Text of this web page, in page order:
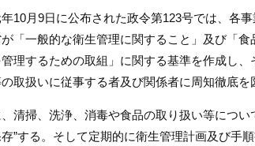
10月9日に公布された政令第123号では、各
「一般的な衛生管理に関すること」及び「
理するための取組」に関する基準を作成し
取扱いに従事する者及び関係者に周知徹底を
清掃、洗浄、消毒や食品の取り扱い等につ
存”する。そして定期的に衛生管理計画及び手